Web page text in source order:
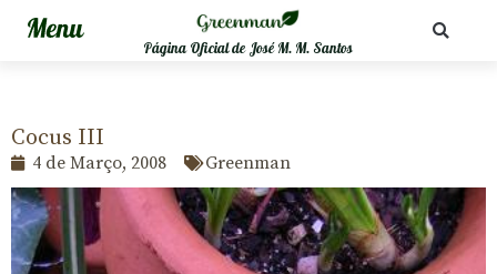
Página Oficial de José M. M. Santos
Cocus III
4 de Março, 2008 Greenman